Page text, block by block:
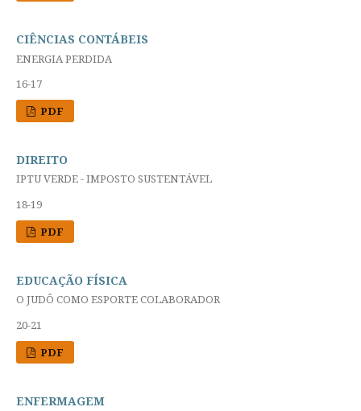
CIÊNCIAS CONTÁBEIS
ENERGIA PERDIDA
16-17
PDF
DIREITO
IPTU VERDE - IMPOSTO SUSTENTÁVEL
18-19
PDF
EDUCAÇÃO FÍSICA
O JUDÔ COMO ESPORTE COLABORADOR
20-21
PDF
ENFERMAGEM